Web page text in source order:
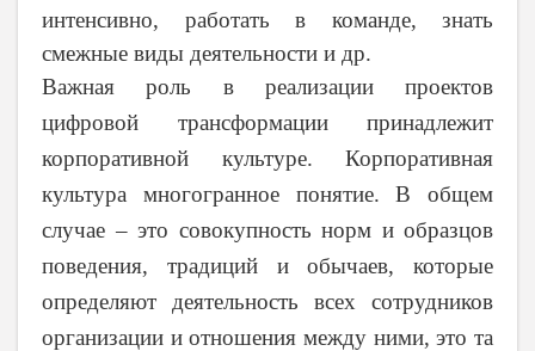
интенсивно, работать в команде, знать
смежные виды деятельности и др.
Важная роль в реализации проектов
цифровой трансформации принадлежит
корпоративной культуре. Корпоративная
культура многогранное понятие. В общем
случае – это совокупность норм и образцов
поведения, традиций и обычаев, которые
определяют деятельность всех сотрудников
организации и отношения между ними, это та